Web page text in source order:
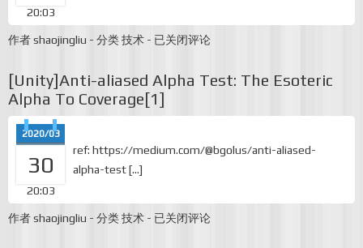
20:03
作者shaojingliu - 分类技术 - [Unity]Anti-
Test:
The
Esoteric
Alpha
已关闭评论
[Unity]Anti-aliased Alpha Test: The Esoteric
Alpha To Coverage[1]
2020/03
30
20:03
ref: https://medium.com/@bgolus/anti-aliased-
alpha-test […]
作者shaojingliu - 分类技术 - [Unity]Anti-
已关闭评论